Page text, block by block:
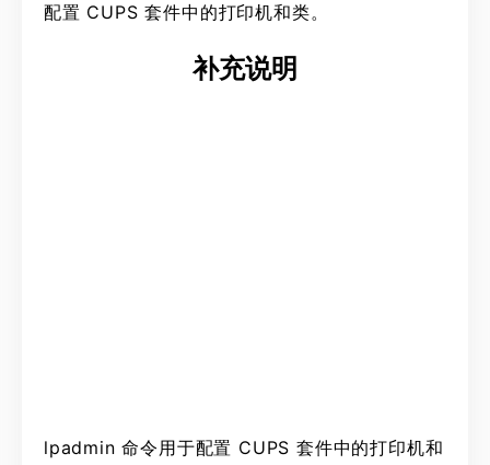
配置 CUPS 套件中的打印机和类。
补充说明
lpadmin 命令用于配置 CUPS 套件中的打印机和